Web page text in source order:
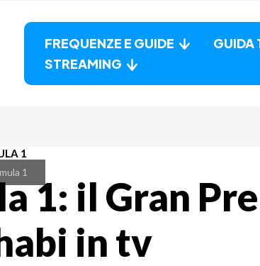
FREQUENZE E GUIDE GUIDA
STREAMING
1
1
1: il Gran
in tv